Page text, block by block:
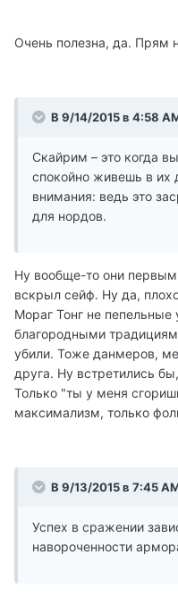
Очень полезна, да. Прям
В 9/14/2015 в 4:58
Скайрим – это когда
спокойно живешь в их
внимания: ведь это
для нордов.
Ну вообще-то они
вскрыл сейф. Ну да,
Мораг Тонг не пепельные
благородными
убили. Тоже данмеров,
друга. Ну встретились
Только "ты у меня
максимализм, только
В 9/13/2015 в 7:45
Успех в сражении
навороченности